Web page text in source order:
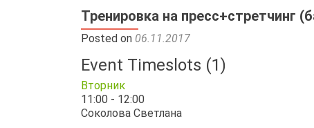
Тренировка на пресс+стретчинг
Posted on 06.11.2017
Event Timeslots (1)
Вторник
11:00 - 12:00
Соколова Светлана